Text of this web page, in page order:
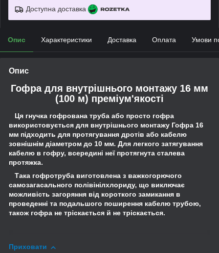
Доступна доставка
Опис Характеристики Доставка Оплата Умови
Опис
Гофра для внутрішнього монтажу 16 мм
(100 м) преміум'якості
Ця гнучка гофрована труба або просто гофра
використовується для внутрішнього монтажу Гофра 16
мм підходить для протягування дротів або кабелю
зовнішнім діаметром до 10 мм. Для легкого затягування
кабелю в гофру, всередині неї протягнута сталева
протяжка.
Така гофротруба виготовлена з важкогорючого
самозагасального полівінілхлориду, що виключає
можливість загоряння від короткого замикання в
проведенні та подальшого поширення кабелю трубою,
також гофра не тріскається й не тріскається.
Приховати